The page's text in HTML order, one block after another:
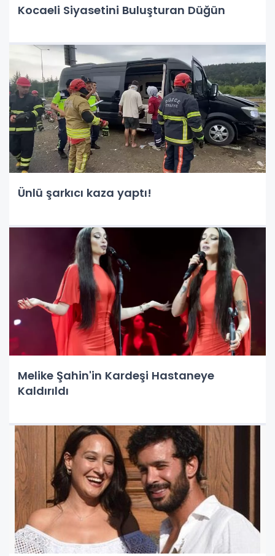
Kocaeli Siyasetini Buluşturan Düğün
Ünlü şarkıcı kaza yaptı!
Melike Şahin'in Kardeşi Hastaneye
Kaldırıldı